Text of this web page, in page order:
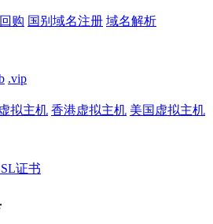
购 国别域名注册 域名解析
.vip
拟主机 香港虚拟主机 美国虚拟主机
证书